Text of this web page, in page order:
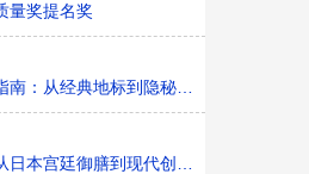
量奖提名奖
南：从经典地标到隐秘胜地
日本宫廷御膳到现代创新的甜蜜传承